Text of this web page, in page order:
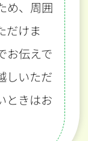
め、周囲
だけま
お伝えで
しいただ
ときはお